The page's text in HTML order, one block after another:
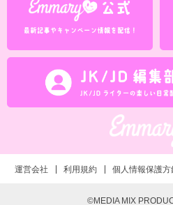
運営会社 利用規約 個人情報保護方
©MEDIA MIX